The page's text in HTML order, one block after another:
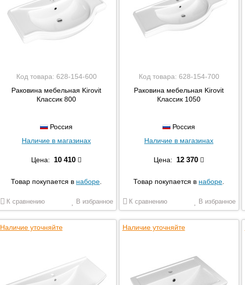
Код товара: 628-154-600
Раковина мебельная Kirovit
Классик 800
Россия
Наличие в магазинах
Цена: 10 410
Товар покупается в наборе
К сравнению В избранное
Код товара: 628-154-700
Раковина мебельная Kirovit
Классик 1050
Россия
Наличие в магазинах
Цена: 12 370
Товар покупается в наборе
К сравнению В избранное
Наличие уточняйте Наличие уточняйте